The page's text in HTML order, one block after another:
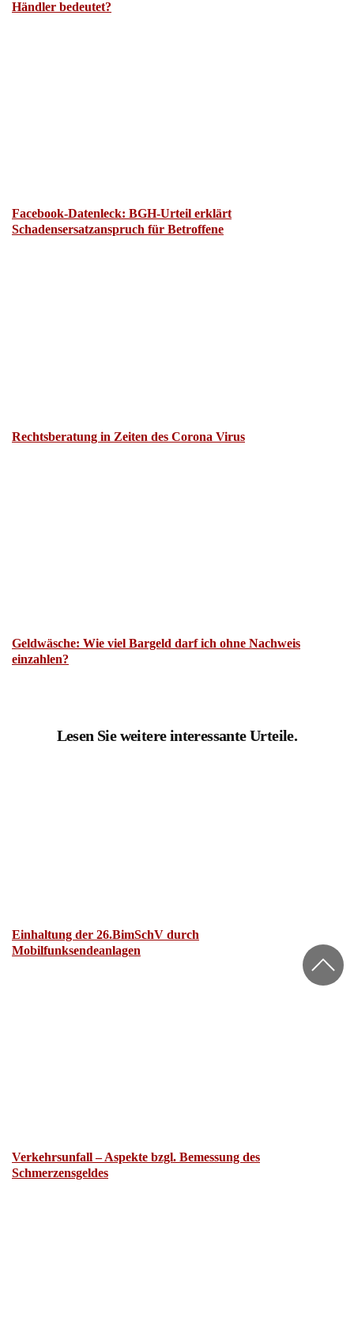
Händler bedeutet?
Facebook-Datenleck: BGH-Urteil erklärt
Schadensersatzanspruch für Betroffene
Rechtsberatung in Zeiten des Corona Virus
Geldwäsche: Wie viel Bargeld darf ich ohne Nachweis
einzahlen?
Lesen Sie weitere interessante Urteile.
Einhaltung der 26.BimSchV durch
Mobilfunksendeanlagen
Verkehrsunfall – Aspekte bzgl. Bemessung des
Schmerzensgeldes